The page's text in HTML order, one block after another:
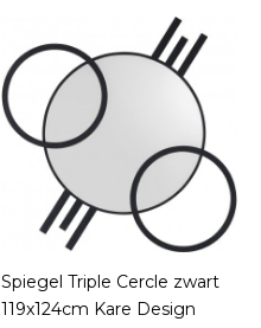
Spiegel Triple Cercle zwart
119x124cm Kare Design